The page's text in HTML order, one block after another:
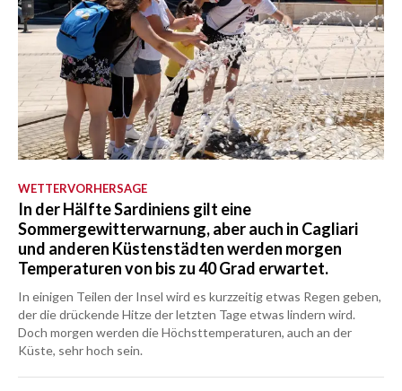
WETTERVORHERSAGE
In der Hälfte Sardiniens gilt eine
Sommergewitterwarnung, aber auch in Cagliari
und anderen Küstenstädten werden morgen
Temperaturen von bis zu 40 Grad erwartet.
In einigen Teilen der Insel wird es kurzzeitig etwas Regen geben,
der die drückende Hitze der letzten Tage etwas lindern wird.
Doch morgen werden die Höchsttemperaturen, auch an der
Küste, sehr hoch sein.